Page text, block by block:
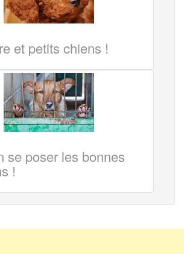
et petits chiens !
se poser les bonnes
!